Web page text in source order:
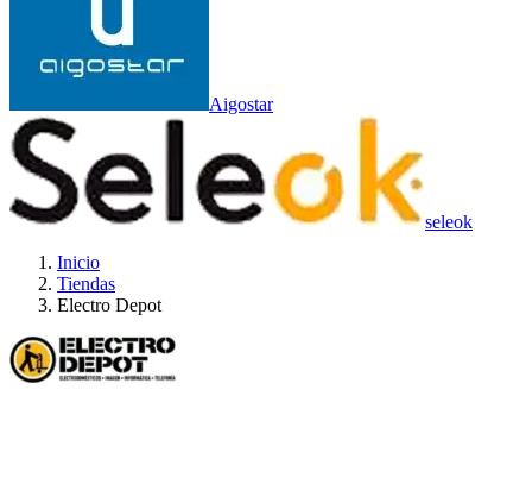
Aigostar
seleok
Inicio
Tiendas
Electro Depot